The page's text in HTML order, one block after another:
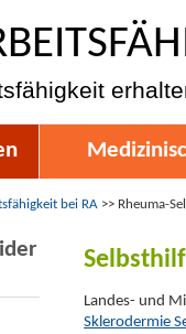
bei RA >> Rheuma-
Landes- und
Sklerodermie